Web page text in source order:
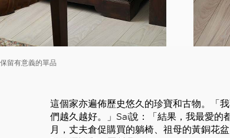
留有意義的單品
這個家亦遍佈歷史悠久的珍寶和古物。「
們越久越好。」Sai說：「結果，我最愛的
月，丈夫倉促購買的躺椅、祖母的黃銅花